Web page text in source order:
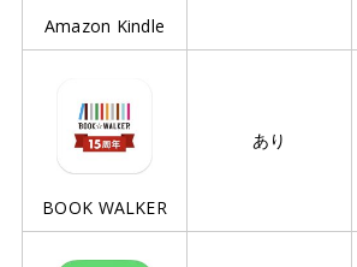
Amazon Kindle
BOOK WALKER
あり